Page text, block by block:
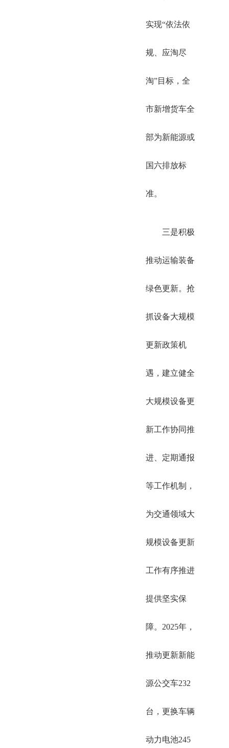
实现“依法依
规、应淘尽
淘”目标，全
市新增货车全
部为新能源或
国六排放标
准。
三是积极
推动运输装备
绿色更新。抢
抓设备大规模
更新政策机
遇，建立健全
大规模设备更
新工作协同推
进、定期通报
等工作机制，
为交通领域大
规模设备更新
工作有序推进
提供坚实保
障。2025年，
推动更新新能
源公交车232
台，更换车辆
动力电池245